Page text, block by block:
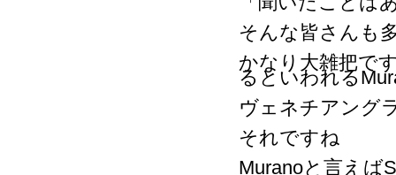
そんな皆さんも
かなり大雑把で
るといわれる
ヴェネチアング
それですね
Muranoと言えば